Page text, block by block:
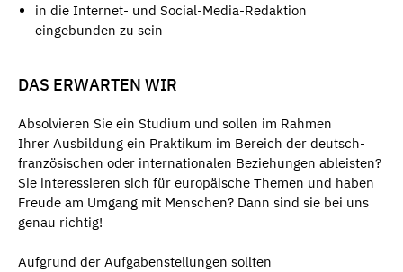
in die Internet- und Social-Media-Redaktion
eingebunden zu sein
DAS ERWARTEN WIR
Absolvieren Sie ein Studium und sollen im Rahmen
Ihrer Ausbildung ein Praktikum im Bereich der deutsch-
französischen oder internationalen Beziehungen ableisten?
Sie interessieren sich für europäische Themen und haben
Freude am Umgang mit Menschen? Dann sind sie bei uns
genau richtig!
Aufgrund der Aufgabenstellungen sollten